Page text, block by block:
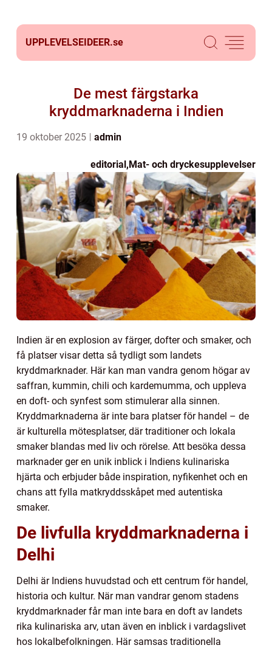
UPPLEVELSEIDEER.se
De mest färgstarka
kryddmarknaderna i Indien
19 oktober 2025 admin
editorial,Mat- och dryckesupplevelser
Indien är en explosion av färger, dofter och smaker, och
få platser visar detta så tydligt som landets
kryddmarknader. Här kan man vandra genom högar av
saffran, kummin, chili och kardemumma, och uppleva
en doft- och synfest som stimulerar alla sinnen.
Kryddmarknaderna är inte bara platser för handel – de
är kulturella mötesplatser, där traditioner och lokala
smaker blandas med liv och rörelse. Att besöka dessa
marknader ger en unik inblick i Indiens kulinariska
hjärta och erbjuder både inspiration, nyfikenhet och en
chans att fylla matkryddsskåpet med autentiska
smaker.
De livfulla kryddmarknaderna i
Delhi
Delhi är Indiens huvudstad och ett centrum för handel,
historia och kultur. När man vandrar genom stadens
kryddmarknader får man inte bara en doft av landets
rika kulinariska arv, utan även en inblick i vardagslivet
hos lokalbefolkningen. Här samsas traditionella